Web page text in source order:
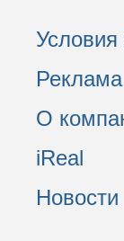
О
iReal
Новости